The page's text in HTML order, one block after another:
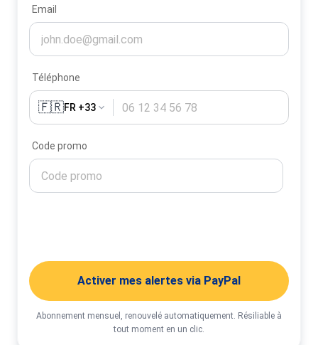
Email
Téléphone
🇫🇷FR +33
Code promo
Activer mes alertes via PayPal
Abonnement mensuel, renouvelé automatiquement. Résiliable à
tout moment en un clic.